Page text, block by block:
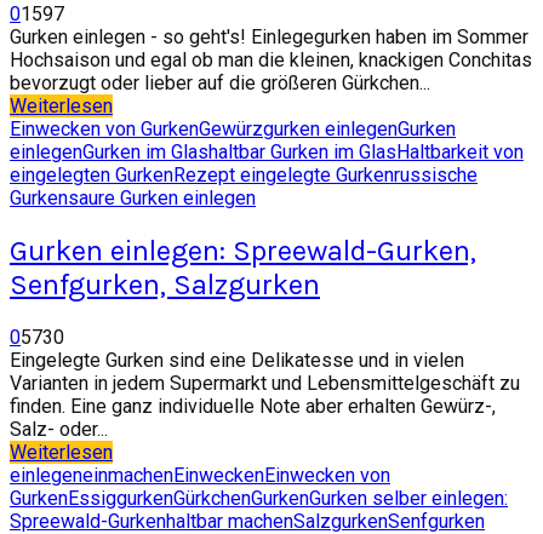
01597
Gurken einlegen - so geht's! Einlegegurken haben im Sommer
Hochsaison und egal ob man die kleinen, knackigen Conchitas
bevorzugt oder lieber auf die größeren Gürkchen...
Weiterlesen
Einwecken von GurkenGewürzgurken einlegenGurken
einlegenGurken im Glashaltbar Gurken im GlasHaltbarkeit von
eingelegten GurkenRezept eingelegte Gurkenrussische
Gurkensaure Gurken einlegen
Gurken einlegen: Spreewald-Gurken,
Senfgurken, Salzgurken
05730
Eingelegte Gurken sind eine Delikatesse und in vielen
Varianten in jedem Supermarkt und Lebensmittelgeschäft zu
finden. Eine ganz individuelle Note aber erhalten Gewürz-,
Salz- oder...
Weiterlesen
einlegeneinmachenEinweckenEinwecken von
GurkenEssiggurkenGürkchenGurkenGurken selber einlegen:
Spreewald-Gurkenhaltbar machenSalzgurkenSenfgurken